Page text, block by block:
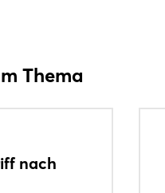
Thema
nach